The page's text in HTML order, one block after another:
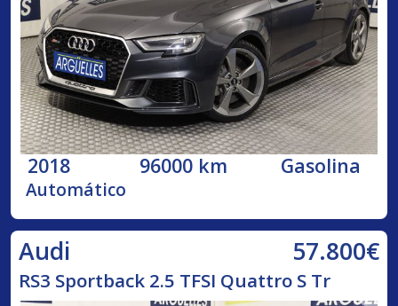
2018 96000 km Gasolina
Automático
Audi 57.800€
RS3 Sportback 2.5 TFSI Quattro S Tr